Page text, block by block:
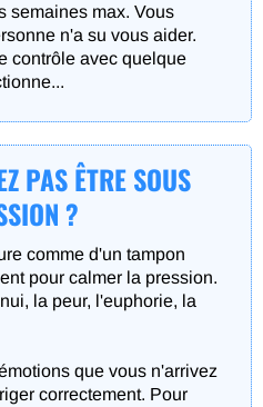
semaines max. Vous
n'a su vous aider.
contrôle avec quelque
PAS ÊTRE SOUS
?
comme d'un tampon
pour calmer la pression.
la peur, l'euphorie, la
que vous n'arrivez
correctement. Pour